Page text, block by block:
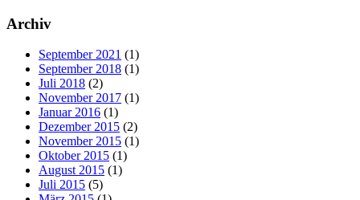
Archiv
September 2021 (1)
September 2018 (1)
Juli 2018 (2)
November 2017 (1)
Januar 2016 (1)
Dezember 2015 (2)
November 2015 (1)
Oktober 2015 (1)
August 2015 (1)
Juli 2015 (5)